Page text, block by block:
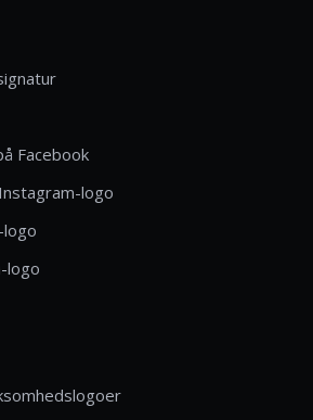
Facebook
logo
logo